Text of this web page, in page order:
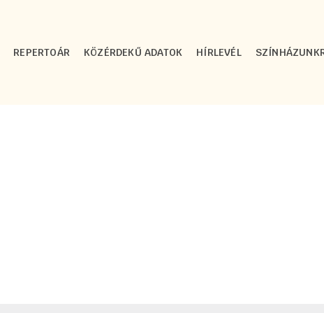
REPERTOÁR KÖZÉRDEKŰ ADATOK HÍRLEVÉL